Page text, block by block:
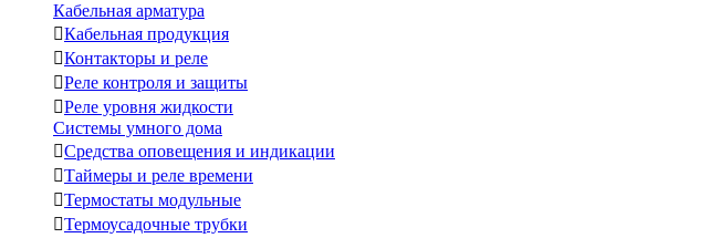
Кабельная арматура
Кабельная продукция
Контакторы и реле
Реле контроля и защиты
Реле уровня жидкости
Системы умного дома
Средства оповещения и индикации
Таймеры и реле времени
Термостаты модульные
Термоусадочные трубки